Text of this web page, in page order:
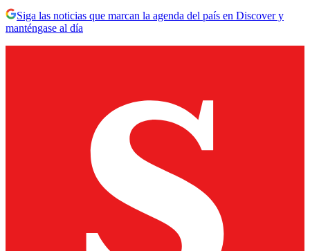
Siga las noticias que marcan la agenda del país en Discover y
manténgase al día